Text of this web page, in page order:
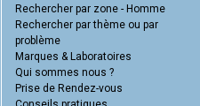
Rechercher par zone - Homme
Rechercher par thème ou par
problème
Marques & Laboratoires
Qui sommes nous ?
Prise de Rendez-vous